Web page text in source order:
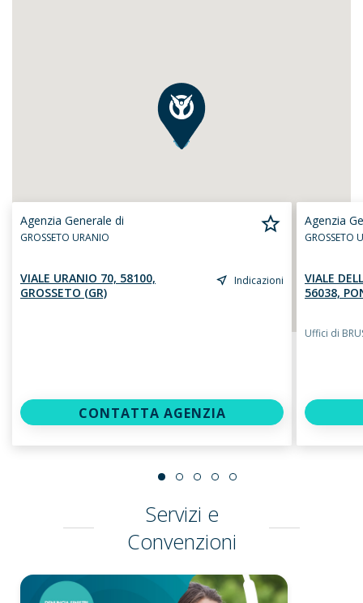
Agenzia Generale di
GROSSETO URANIO
VIALE URANIO 70, 58100,
GROSSETO (GR)
Indicazioni
CONTATTA AGENZIA
Agenzia
GROSSETO
VIALE
56038,
Uffici di
Servizi e
Convenzioni